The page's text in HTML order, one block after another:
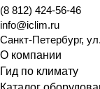
(8 812) 424-56-46
info@iclim.ru
Санкт-Петербург,
О компании
Гид по климату